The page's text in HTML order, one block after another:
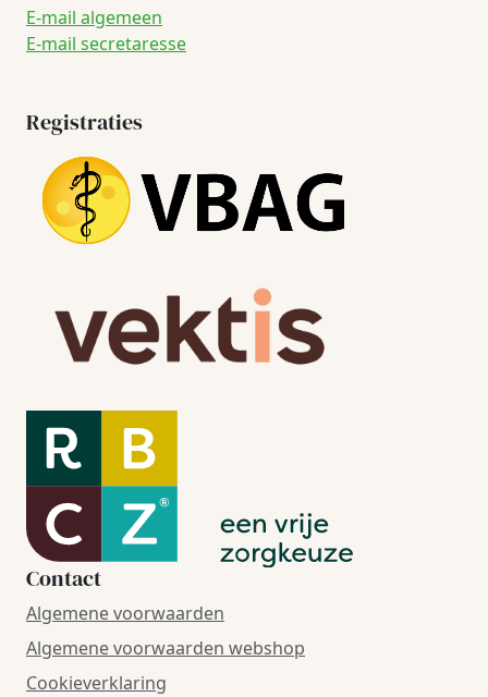
E-mail algemeen
E-mail secretaresse
Registraties
Contact
Algemene voorwaarden
Algemene voorwaarden webshop
Cookieverklaring